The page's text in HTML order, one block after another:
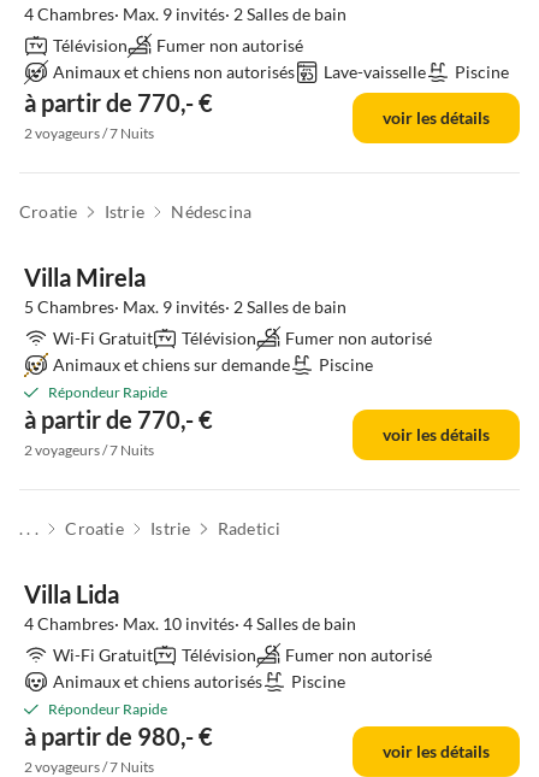
4 Chambres· Max. 9 invités· 2 Salles de bain
Télévision
Fumer non autorisé
Animaux et chiens non autorisés
Lave-vaisselle Piscine
à partir de 770,- €
2 voyageurs / 7 Nuits
voir les détails
Croatie Istrie Nédescina
Villa Mirela
5 Chambres· Max. 9 invités· 2 Salles de bain
Wi-Fi Gratuit
Télévision
Fumer non autorisé
Animaux et chiens sur demande
Piscine
Répondeur Rapide
à partir de 770,- €
2 voyageurs / 7 Nuits
voir les détails
. . . Croatie Istrie Radetici
Villa Lida
4 Chambres· Max. 10 invités· 4 Salles de bain
Wi-Fi Gratuit
Télévision
Fumer non autorisé
Animaux et chiens autorisés
Piscine
Répondeur Rapide
à partir de 980,- €
2 voyageurs / 7 Nuits
voir les détails